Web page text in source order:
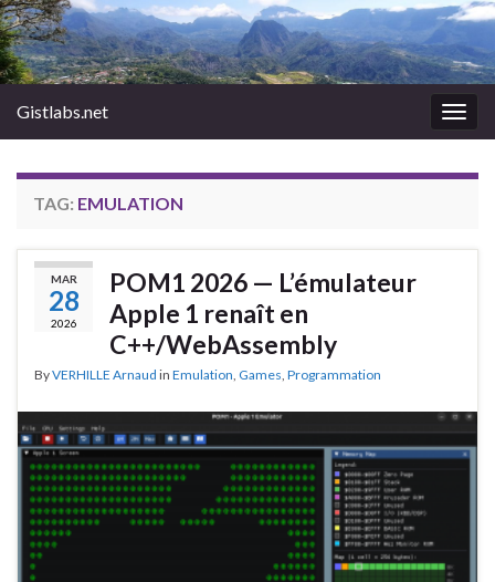
Gistlabs.net
TAG: EMULATION
MAR
28
2026
POM1 2026 — L’émulateur
Apple 1 renaît en
C++/WebAssembly
ByVERHILLE Arnaud in Emulation Games Programmation